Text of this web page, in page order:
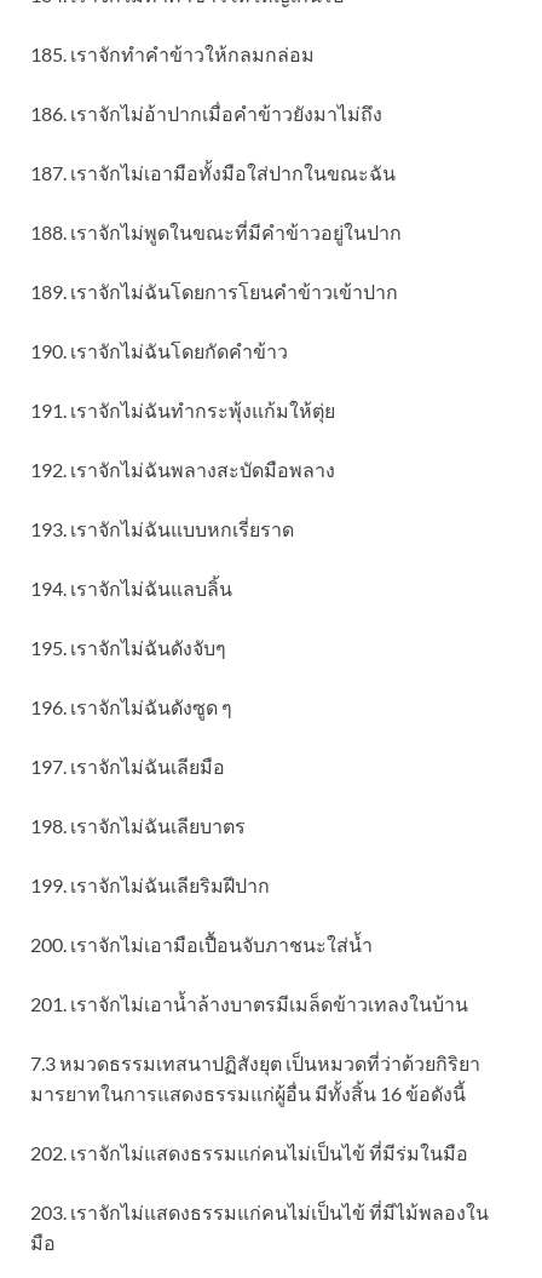
185. เราจักทำคำข้าวให้กลมกล่อม
186. เราจักไม่อ้าปากเมื่อคำข้าวยังมาไม่ถึง
187. เราจักไม่เอามือทั้งมือใส่ปากในขณะฉัน
188. เราจักไม่พูดในขณะที่มีคำข้าวอยู่ในปาก
189. เราจักไม่ฉันโดยการโยนคำข้าวเข้าปาก
190. เราจักไม่ฉันโดยกัดคำข้าว
191. เราจักไม่ฉันทำกระพุ้งแก้มให้ตุ่ย
192. เราจักไม่ฉันพลางสะบัดมือพลาง
193. เราจักไม่ฉันแบบหกเรี่ยราด
194. เราจักไม่ฉันแลบลิ้น
195. เราจักไม่ฉันดังจับๆ
196. เราจักไม่ฉันดังซูด ๆ
197. เราจักไม่ฉันเลียมือ
198. เราจักไม่ฉันเลียบาตร
199. เราจักไม่ฉันเลียริมฝีปาก
200. เราจักไม่เอามือเปื้อนจับภาชนะใส่น้ำ
201. เราจักไม่เอาน้ำล้างบาตรมีเมล็ดข้าวเทลงในบ้าน
7.3 หมวดธรรมเทสนาปฏิสังยุต เป็นหมวดที่ว่าด้วยกิริยา
มารยาทในการแสดงธรรมแก่ผู้อื่น มีทั้งสิ้น 16 ข้อดังนี้
202. เราจักไม่แสดงธรรมแก่คนไม่เป็นไข้ ที่มีร่มในมือ
203. เราจักไม่แสดงธรรมแก่คนไม่เป็นไข้ ที่มีไม้พลองใน
มือ